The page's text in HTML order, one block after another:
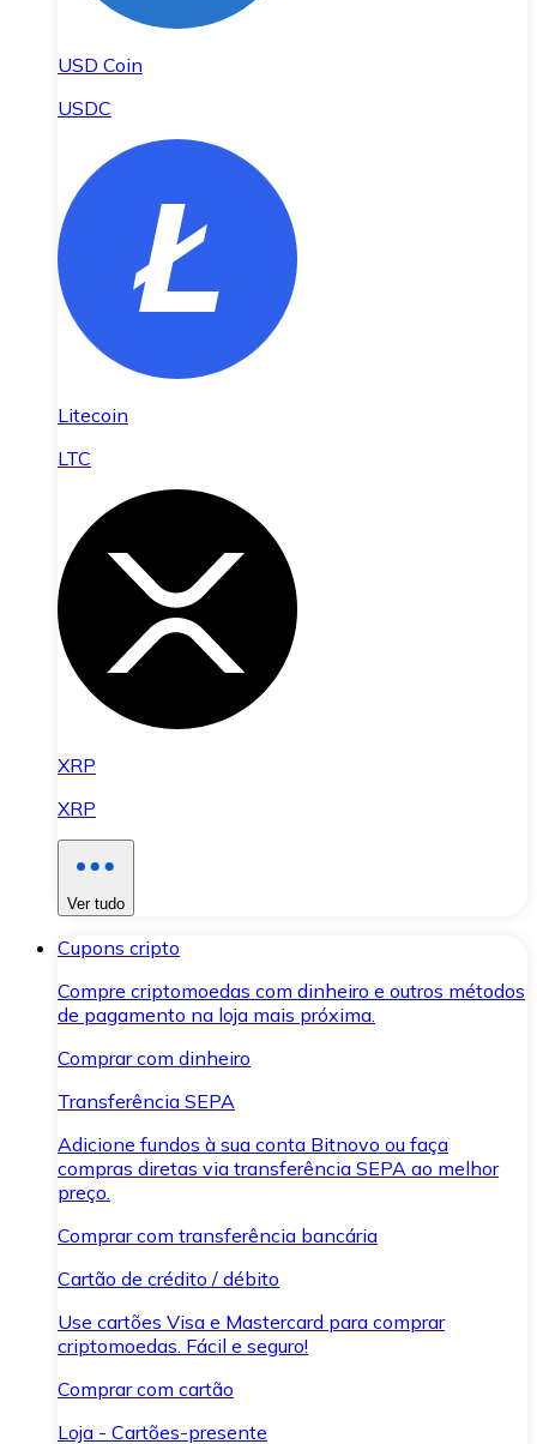
USD Coin
USDC
Litecoin
LTC
XRP
XRP
Ver tudo
Cupons cripto
Compre criptomoedas com dinheiro e outros métodos
de pagamento na loja mais próxima.
Comprar com dinheiro
Transferência SEPA
Adicione fundos à sua conta Bitnovo ou faça
compras diretas via transferência SEPA ao melhor
preço.
Comprar com transferência bancária
Cartão de crédito / débito
Use cartões Visa e Mastercard para comprar
criptomoedas. Fácil e seguro!
Comprar com cartão
Loja - Cartões-presente